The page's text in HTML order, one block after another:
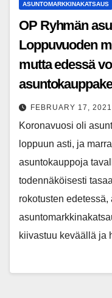
ASUNTOMARKKINAKATSAUS
OP Ryhmän
Loppuvuoden
mutta edessä
FEBRUARY 17, 2021
Koronavuosi oli
loppuun asti, ja
asuntokauppoja
todennäköisesti
rokotusten
kiivastuu keväällä ja